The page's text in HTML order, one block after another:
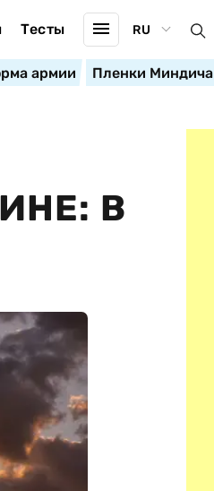
Тесты RU
армии Пленки Миндича
В